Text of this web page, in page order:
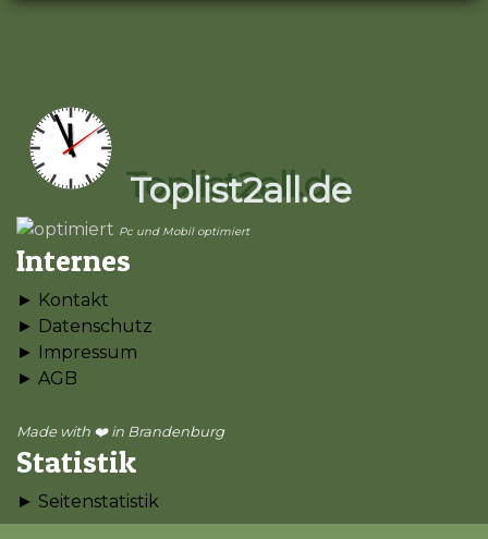
Toplist2all.de
Pc und Mobil optimiert
Internes
► Kontakt
► Datenschutz
► Impressum
► AGB
Made with ❤️ in Brandenburg
Statistik
► Seitenstatistik